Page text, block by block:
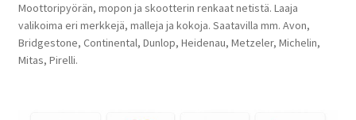
Moottoripyörän, mopon ja skootterin renkaat netistä. Laaja
valikoima eri merkkejä, malleja ja kokoja. Saatavilla mm. Avon,
Bridgestone, Continental, Dunlop, Heidenau, Metzeler, Michelin,
Mitas, Pirelli.